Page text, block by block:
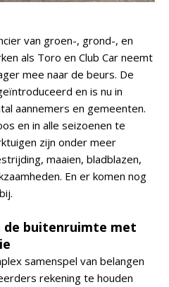
van groen-, grond-, en
als Toro en Club Car neemt
mee naar de beurs. De
en is nu in
aannemers en gemeenten.
en in alle seizoenen te
zijn onder meer
maaien, bladblazen,
En er komen nog
de buitenruimte met
samenspel van belangen
rekening te houden